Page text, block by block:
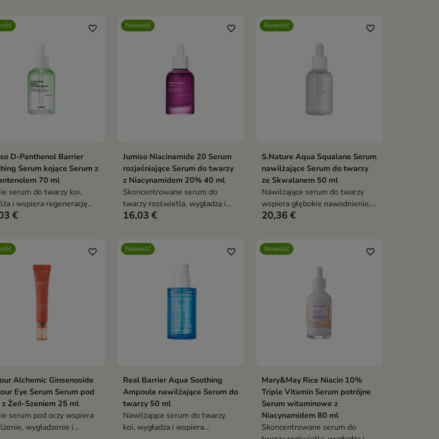
kwasem
z akacji wspiera
ukojenie i świeży
skóry bez obciążenia
glutationem, wodą ananasową i
niacynamidu, alg, ksylitolu i
Dodaj do koszyka
favorite_border
D-Panthenol Barrier
Serum kojące Serum z
70 ml
serum do twarzy koi,
i wspiera regenerację
tłustej, mieszanej oraz
salicylowym,
kwasu
i składnikami
pomaga wyciszyć
oraz ograniczyć
sebum
€
Nowość
Dodaj do koszyka
favorite_border
Jumiso Niacinamide 20 Serum
rozjaśniające Serum do twarzy
z Niacynamidem 20% 40 ml
Skoncentrowane serum do
twarzy rozświetla, wygładza i
wspiera redukcję widoczności
traneksamowym, glutationem,
składnikami CICA i kwasem
hialuronowym pomaga
wyrównać koloryt oraz nawilżyć
16,03 €
Nowość
Dodaj do koszyka
favorite_border
S.Nature Aqua Squalane Serum
nawilżające Serum do twarzy
ze Skwalanem 50 ml
Nawilżające serum do twarzy
wspiera głębokie nawodnienie,
zmiękczenie i regenerację skóry.
hialuronowego, pantenolem,
pomaga ograniczyć utratę wody
20,36 €
Dodaj do koszyka
favorite_border
Alchemic Ginsenoside
Eye Serum Serum pod
z Żeń-Szeniem 25 ml
serum pod oczy wspiera
wygładzenie i
Nowość
 Dodaj do koszyka
favorite_border
Real Barrier Aqua Soothing
Ampoule nawilżające Serum do
twarzy 50 ml
Nawilżające serum do twarzy
koi, wygładza i wspiera
Nowość
Dodaj do koszyka
favorite_border
Mary&May Rice Niacin 10%
Triple Vitamin Serum potrójne
Serum witaminowe z
Niacynamidem 80 ml
Skoncentrowane serum do